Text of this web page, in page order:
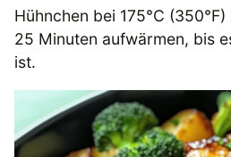
Hühnchen bei 175°C
25 Minuten aufwärmen, bis
ist.